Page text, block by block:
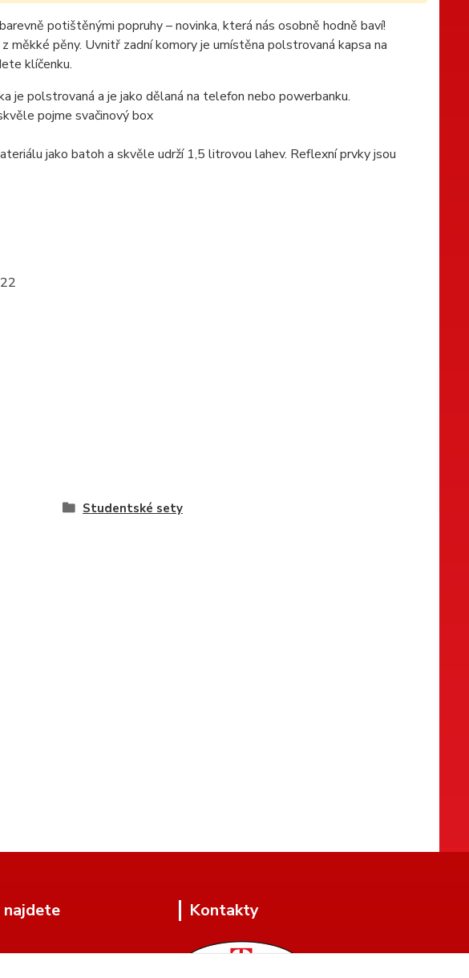
potištěnými popruhy – novinka, která nás osobně hodně baví!
měkké pěny. Uvnitř zadní komory je umístěna polstrovaná kapsa na
klíčenku.
je polstrovaná a je jako dělaná na telefon nebo powerbanku.
pojme svačinový box
jako batoh a skvěle udrží 1,5 litrovou lahev. Reflexní prvky jsou
Studentské sety
najdete Kontakty